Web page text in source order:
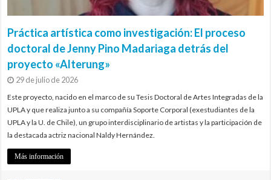
Práctica artística como investigación: El proceso
doctoral de Jenny Pino Madariaga detrás del
proyecto «Alterung»
29 de julio de 2026
Este proyecto, nacido en el marco de su Tesis Doctoral de Artes Integradas de la
UPLA y que realiza junto a su compañía Soporte Corporal (exestudiantes de la
UPLA y la U. de Chile), un grupo interdisciplinario de artistas y la participación de
la destacada actriz nacional Naldy Hernández.
Más información